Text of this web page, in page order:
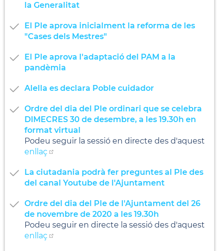
la Generalitat
El Ple aprova inicialment la reforma de les
"Cases dels Mestres"
El Ple aprova l'adaptació del PAM a la
pandèmia
Alella es declara Poble cuidador
Ordre del dia del Ple ordinari que se celebra
DIMECRES 30 de desembre, a les 19.30h en
format virtual
Podeu seguir la sessió en directe des d'aquest
enllaç
La ciutadania podrà fer preguntes al Ple des
del canal Youtube de l'Ajuntament
Ordre del dia del Ple de l'Ajuntament del 26
de novembre de 2020 a les 19.30h
Podeu seguir en directe la sessió des d'aquest
enllaç